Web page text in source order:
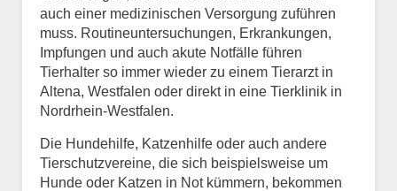
auch einer medizinischen Versorgung zuführen
muss. Routineuntersuchungen, Erkrankungen,
Impfungen und auch akute Notfälle führen
Tierhalter so immer wieder zu einem Tierarzt in
Altena, Westfalen oder direkt in eine Tierklinik in
Nordrhein-Westfalen.
Die Hundehilfe, Katzenhilfe oder auch andere
Tierschutzvereine, die sich beispielsweise um
Hunde oder Katzen in Not kümmern, bekommen